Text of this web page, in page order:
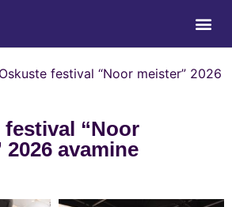
Oskuste festival “Noor meister” 2026
festival “Noor
2026 avamine